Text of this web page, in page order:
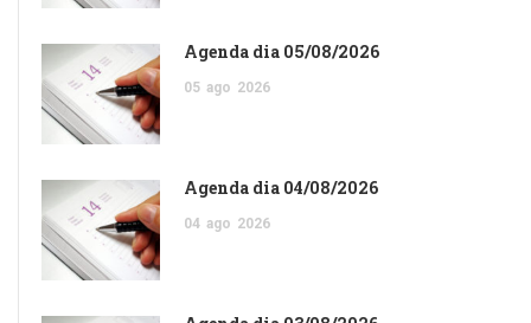
Agenda dia 05/08/2026
05 ago 2026
Agenda dia 04/08/2026
04 ago 2026